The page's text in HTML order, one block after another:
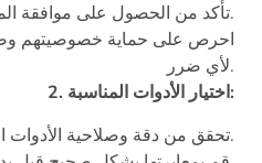
تأكد من الحصول على موافقة المشاركين.
احرص على حماية خصوصيتهم
لأي ضرر.
2. اختيار الأدوات المناسبة:
تحقق من دقة وصلاحية الأدوات المستخدمة.